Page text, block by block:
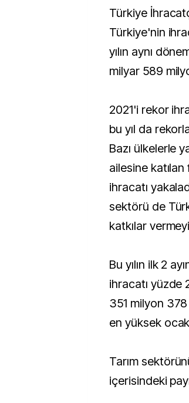
Türkiye İhracatçılar Meclisi (TİM) verilerine göre,
Türkiye'nin
yılın aynı
milyar 589
2021'i rekor
bu yıl da
Bazı ülkelerle
ailesine
ihracatı
sektörü de
katkılar
Bu yılın ilk 2
ihracatı yüzde
351 milyon
en yüksek
Tarım
içerisindeki